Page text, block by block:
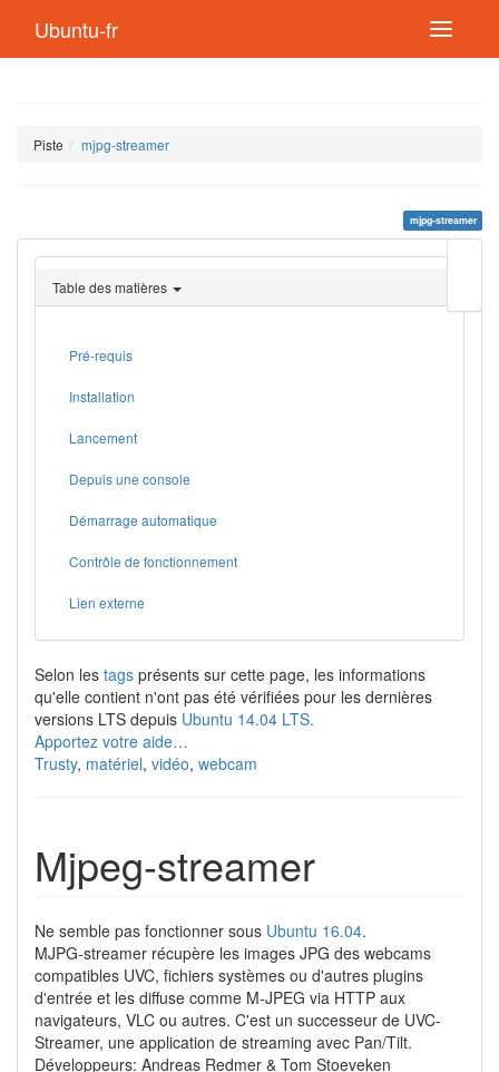
Ubuntu-fr
Piste mjpg-streamer
mjpg-streamer
page
Table des matières
Pré-requis
Installation
Lancement
Depuis une console
Démarrage automatique
Contrôle de fonctionnement
Lien externe
Selon les tags présents sur cette page, les informations
qu'elle contient n'ont pas été vérifiées pour les dernières
versions LTS depuis Ubuntu 14.04 LTS.
Apportez votre aide…
Trusty, matériel, vidéo, webcam
Mjpeg-streamer
Ne semble pas fonctionner sous Ubuntu 16.04.
MJPG-streamer récupère les images JPG des webcams
compatibles UVC, fichiers systèmes ou d'autres plugins
d'entrée et les diffuse comme M-JPEG via HTTP aux
navigateurs, VLC ou autres. C'est un successeur de UVC-
Streamer, une application de streaming avec Pan/Tilt.
Développeurs: Andreas Redmer & Tom Stoeveken